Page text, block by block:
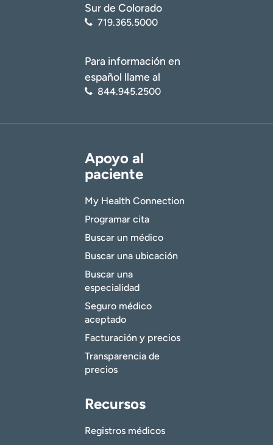
Sur de Colorado
719.365.5000
Para información en
español llame al
844.945.2500
Apoyo al
paciente
My Health Connection
Programar cita
Buscar un médico
Buscar una ubicación
Buscar una
especialidad
Seguro médico
aceptado
Facturación y precios
Transparencia de
precios
Recursos
Registros médicos